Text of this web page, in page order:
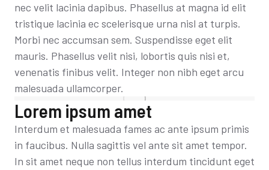
nec velit lacinia dapibus. Phasellus at magna id elit
tristique lacinia ec scelerisque urna nisl at turpis.
Morbi nec accumsan sem. Suspendisse eget elit
mauris. Phasellus velit nisi, lobortis quis nisi et,
venenatis finibus velit. Integer non nibh eget arcu
malesuada ullamcorper.
Lorem ipsum amet
Interdum et malesuada fames ac ante ipsum primis
in faucibus. Nulla sagittis vel ante sit amet tempor.
In sit amet neque non tellus interdum tincidunt eget